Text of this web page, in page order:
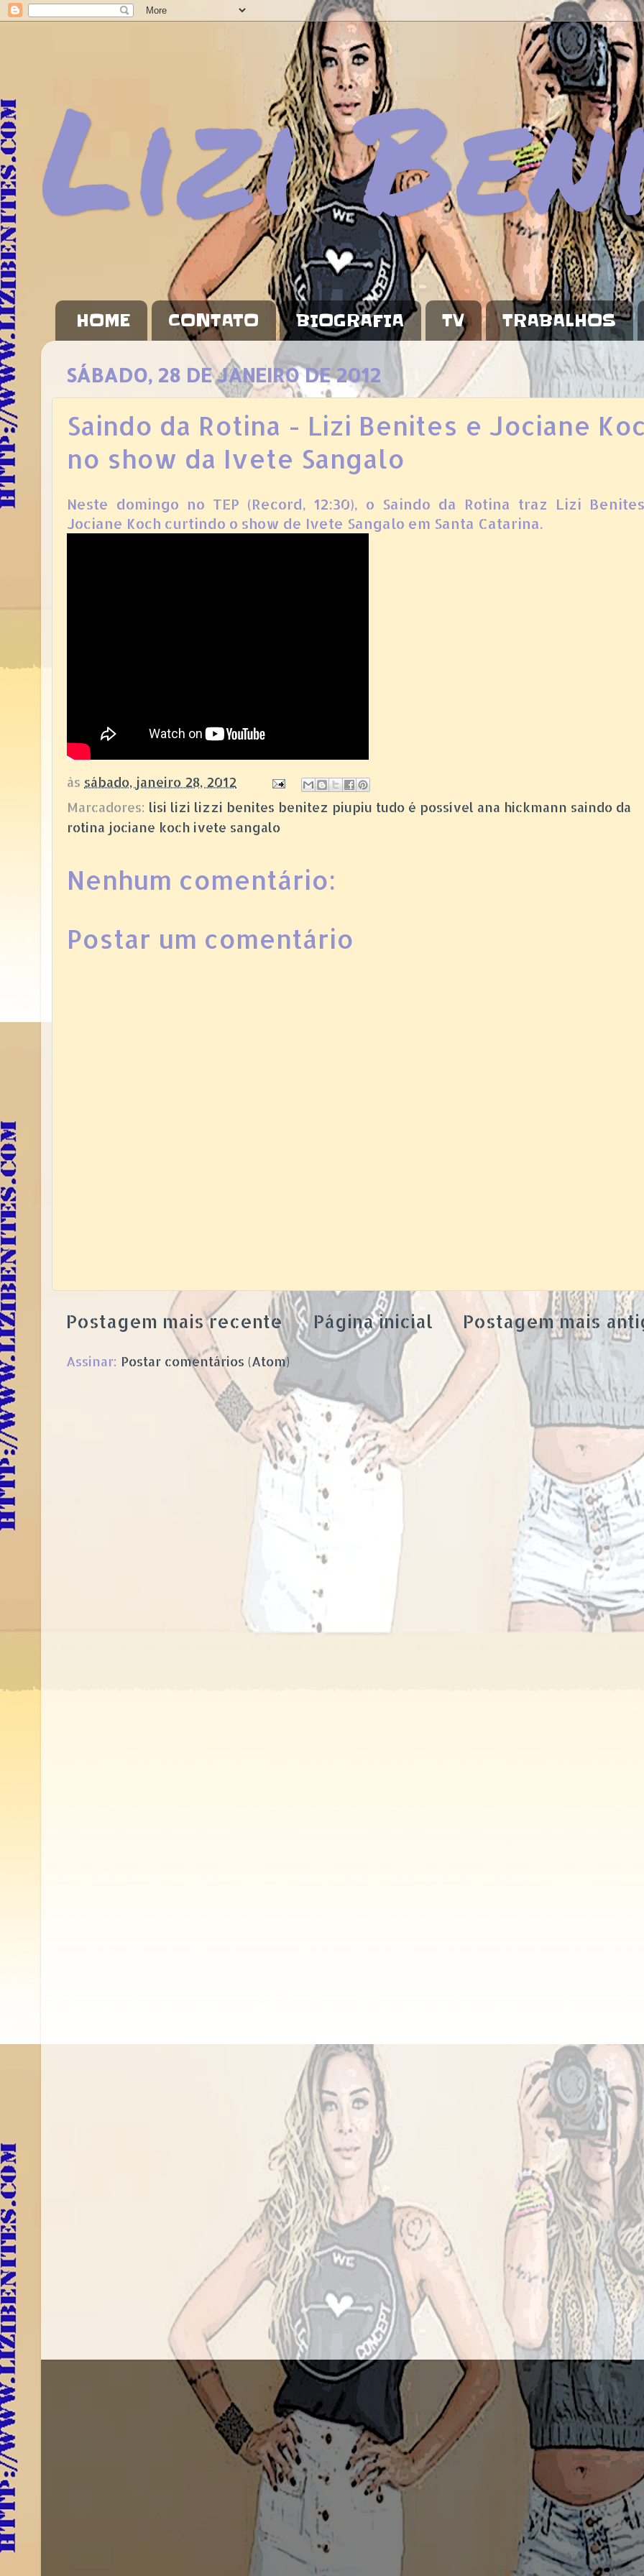
Lizi
HOME CONTATO BIOGRAFIA TV TRABALHOS
SÁBADO, 28 DE JANEIRO DE 2012
Saindo da Rotina - Lizi Benites e Jociane
no show da Ivete Sangalo
Neste domingo no TEP (Record, 12:30), o Saindo da Rotina traz Lizi
Jociane Koch curtindo o show de Ivete Sangalo em Santa Catarina.
às sábado, janeiro 28, 2012
Marcadores: lisi lizi lizzi benites benitez piupiu tudo é possível ana hickmann saindo da
rotina jociane koch ivete sangalo
Nenhum comentário:
Postar um comentário
Postagem mais recente Postagem mais
Página inicial
Assinar: Postar comentários (Atom)